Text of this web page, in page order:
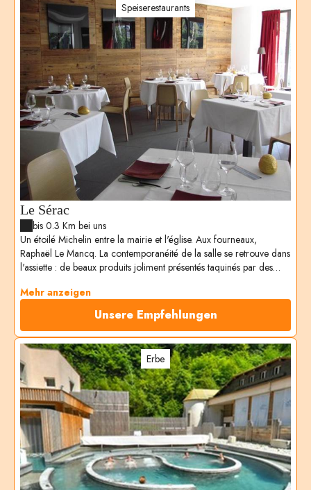
Speiserestaurants
Le Sérac
bis 0.3 Km bei uns
Un étoilé Michelin entre la mairie et l'église. Aux fourneaux,
Raphaël Le Mancq. La contemporanéité de la salle se retrouve dans
l'assiette : de beaux produits joliment présentés taquinés par des
aussi l'esprit voyageur du chef. Des plats, à la carte ou en menu (de
35 à 75€), à accompagner d'un vin savoyard conseillé par
Stéphanie, son épouse.
Mehr anzeigen
Unsere Empfehlungen
Erbe